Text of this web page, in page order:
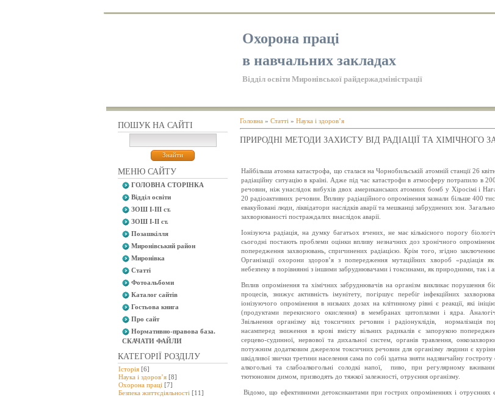
Охорона праці
в навчальних закладах
Відділ освіти Миронівської райдержадміністрації
ПОШУК НА САЙТІ
МЕНЮ САЙТУ
ГОЛОВНА СТОРІНКА
Відділ освіти
ЗОШ І-ІІІ ст.
ЗОШ І-ІІ ст.
Позашкілля
Миронівський район
Миронівка
Статті
Фотоальбоми
Каталог сайтів
Гостьова книга
Про сайт
Нормативно-правова база.
СКАЧАТИ ФАЙЛИ
КАТЕГОРІЇ РОЗДІЛУ
Історія [6]
Наука і здоров’я [8]
Охорона праці [7]
Безпeка життєдіяльності [11]
Головна » Статті » Наука і здоров’я
ПРИРОДНІ МЕТОДИ ЗАХИСТУ ВІД РАДІАЦІЇ ТА ХІМІЧНОГО
Найбільша атомна катастрофа, що сталася на Чорнобильській атомній станції 26
радіаційну ситуацію в країні. Адже під час катастрофи в атмосферу потрапило в
речовин, ніж унаслідок вибухів двох американських атомних бомб у Хіросімі і
20 радіоактивних речовин. Впливу радіаційного опромінення зазнали більше 400
евакуйовані люди, ліквідатори наслідків аварії та мешканці забруднених зон.
захворюваності постраждалих внаслідок аварії.
Іонізуюча радіація, на думку багатьох вчених, не має кількісного порогу
сьогодні постають проблеми оцінки впливу незначних доз хронічного
попередження захворювань, спричинених радіацією. Крім того, згідно
Організації охорони здоров’я з попередження мутаційних хвороб «радіація
небезпеку в порівнянні з іншими забруднювачами і токсинами, як природними, так і
Вплив опромінення та хімічних забруднювачів на організм викликає порушення
процесів, знижує активність імунітету, погіршує перебіг інфекційних
іонізуючого опромінення в низьких дозах на клітинному рівні є реакції, які
(продуктами перекисного окислення) в мембранах цитоплазми і ядра.
Звільнення організму від токсичних речовин і радіонуклідів,
нормалізація
насамперед зниження в крові вмісту вільних радикалів є запорукою
серцево-судинної, нервової та дихальної систем, органів травлення,
потужним додатковим джерелом токсичних речовин для організму людини є
шкідливої звички третини населення сама по собі здатна зняти надзвичайну
алкогольні та слабоалкогольні солодкі напої,
пиво, при регулярному
тютюновим димом, призводять до тяжкої залежності, отруєння організму.
Відомо, що ефективними детоксикантами при гострих опроміненнях і отруєннях є